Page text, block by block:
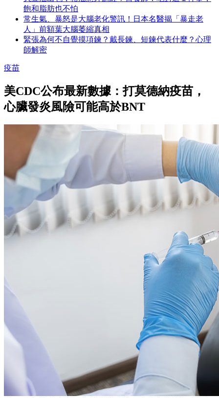
飽和脂肪也不怕
常生氣、暴怒是大腦老化警訊！日本名醫揭「暴走老
人」前額葉大腦萎縮真相
緊張為何不自覺摸項鍊？戴長鍊、短鍊代表什麼？心理
師解密
疫苗
美CDC公布最新數據：打莫德納疫苗，
心臟發炎風險可能高於BNT